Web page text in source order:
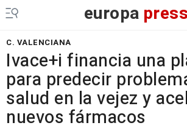
europa press
C. VALENCIANA
Ivace+i financia una
para predecir
salud en la vejez y
nuevos fármacos